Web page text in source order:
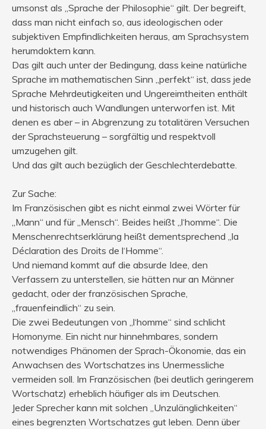
umsonst als „Sprache der Philosophie“ gilt. Der begreift,
dass man nicht einfach so, aus ideologischen oder
subjektiven Empfindlichkeiten heraus, am Sprachsystem
herumdoktern kann.
Das gilt auch unter der Bedingung, dass keine natürliche
Sprache im mathematischen Sinn „perfekt“ ist, dass jede
Sprache Mehrdeutigkeiten und Ungereimtheiten enthält
und historisch auch Wandlungen unterworfen ist. Mit
denen es aber – in Abgrenzung zu totalitären Versuchen
der Sprachsteuerung – sorgfältig und respektvoll
umzugehen gilt.
Und das gilt auch bezüglich der Geschlechterdebatte.
Zur Sache:
Im Französischen gibt es nicht einmal zwei Wörter für
„Mann“ und für „Mensch“. Beides heißt „l‘homme“. Die
Menschenrechtserklärung heißt dementsprechend „la
Déclaration des Droits de l‘Homme“.
Und niemand kommt auf die absurde Idee, den
Verfassern zu unterstellen, sie hätten nur an Männer
gedacht, oder der französischen Sprache,
„frauenfeindlich“ zu sein.
Die zwei Bedeutungen von „l‘homme“ sind schlicht
Homonyme. Ein nicht nur hinnehmbares, sondern
notwendiges Phänomen der Sprach-Ökonomie, das ein
Anwachsen des Wortschatzes ins Unermessliche
vermeiden soll. Im Französischen (bei deutlich geringerem
Wortschatz) erheblich häufiger als im Deutschen.
Jeder Sprecher kann mit solchen „Unzulänglichkeiten“
eines begrenzten Wortschatzes gut leben. Denn über